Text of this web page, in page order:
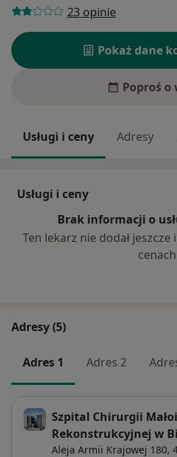
23 opinie
Pokaż dane
Poproś o
Usługi i ceny Adresy
Usługi i ceny
Brak informacji o
Ten lekarz nie dodał
Adresy (5)
Adres 1 Adres 2
Szpital Chirurgii
Rekonstrukcyjnej w
Aleja Armii Krajowej 180,